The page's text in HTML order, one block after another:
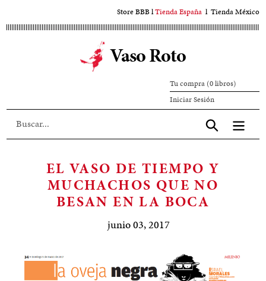
al
Store BBBlTienda España l Tienda México
Vaso Roto
Tu compra (0 libros)
Iniciar SesiónIniciar
sesión
Aceptar
EL VASO DE TIEMPO Y
MUCHACHOS QUE NO
BESAN EN LA BOCA
junio 03, 2017